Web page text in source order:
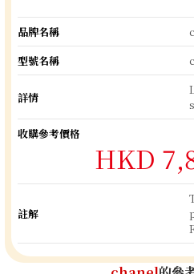
品牌名稱
型號名稱
詳情
收購參考價格
HKD
註解